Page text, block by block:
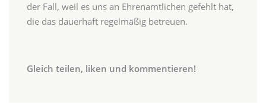
der Fall, weil es uns an Ehrenamtlichen gefehlt hat,
die das dauerhaft regelmäßig betreuen.
Gleich teilen, liken und kommentieren!